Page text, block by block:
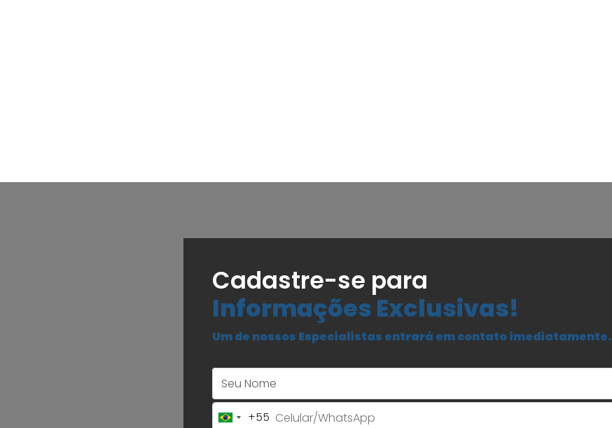
Cadastre-se para
Informações Exclusivas!
Um de nossos Especialistas entrará em contato imediatamente.
Brazil+55